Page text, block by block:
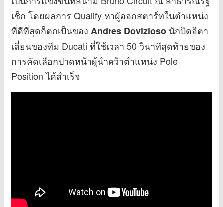
เช็ก โดยผลการ Qualify หาผู้ออกสตาร์ทในตำแหน่ง
ที่ดีที่สุดก็ตกเป็นของ Andres Dovizioso นักบิดอิตา
เลี่ยนของทีม Ducati ที่ใช้เวลา 50 วินาทีสุดท้ายของ
การคัดเลือกปาดหน้าผู้นำคว้าตำแหน่ง Pole
Position ได้สำเร็จ